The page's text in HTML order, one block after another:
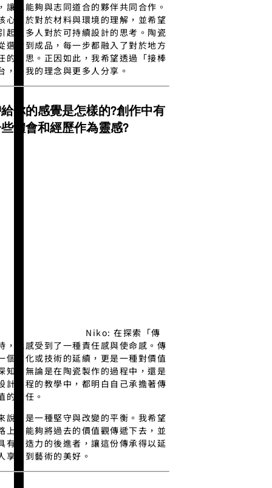
讓我能夠與志同道合的夥伴共同合作。
心在於對於材料與環境的理解，並希望
起更多人對於可持續設計的思考。陶瓷
選材到成品，每一步都融入了對於地方
的反思。正因如此，我希望透過「接棒
，將我的理念與更多人分享。
你的感覺是怎樣的?創作中有
體會和經歷作為靈感?
Niko: 在探索「傳
，我感受到了一種責任感與使命感。傳
個文化或技術的延續，更是一種對價值
知，無論是在陶瓷製作的過程中，還是
計課程的教學中，都明白自己承擔著傳
的重任。
說，是一種堅守與改變的平衡。我希望
上，能夠將過去的價值觀傳遞下去，並
有創造力的後進者，讓這份傳承得以延
享受到藝術的美好。